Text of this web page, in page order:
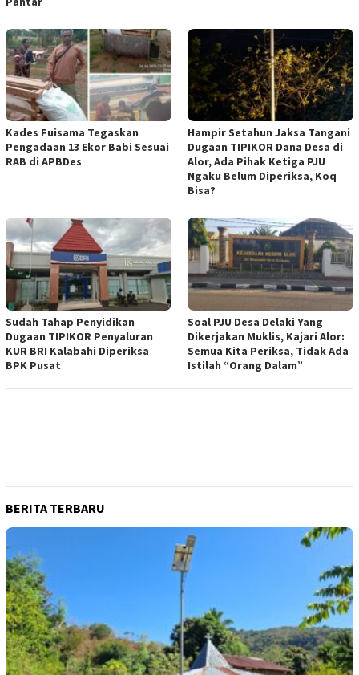
Kades Fuisama Tegaskan
Pengadaan 13 Ekor Babi Sesuai
RAB di APBDes
Hampir Setahun Jaksa Tangani
Dugaan TIPIKOR Dana Desa di
Alor, Ada Pihak Ketiga PJU
Ngaku Belum Diperiksa, Koq
Bisa?
Sudah Tahap Penyidikan
Dugaan TIPIKOR Penyaluran
KUR BRI Kalabahi Diperiksa
BPK Pusat
Soal PJU Desa Delaki Yang
Dikerjakan Muklis, Kajari Alor:
Semua Kita Periksa, Tidak Ada
Istilah “Orang Dalam”
BERITA TERBARU